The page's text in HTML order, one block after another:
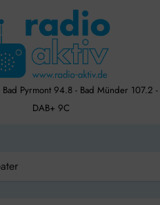
Pyrmont 94.8 - Bad Münder 107.2 -
DAB+ 9C